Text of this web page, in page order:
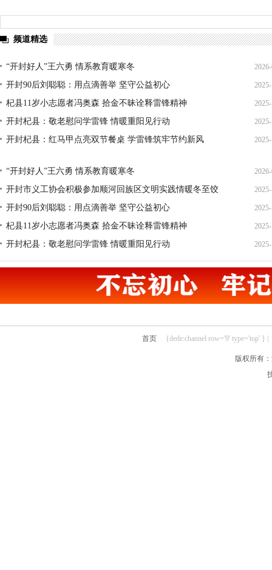
频道精选
“开封好人”王六勇 情系教育暖寒冬
开封90后刘聪聪：用点滴善举 坚守公益初心
杞县11岁小志愿者冯奥森 拾金不昧诠释雷锋精神
开封杞县：敬老慰问学雷锋 情暖重阳见行动
开封杞县：红马甲点亮双节餐桌 学雷锋筑牢节约新风
“开封好人”王六勇 情系教育暖寒冬
开封市义工协会积极参加顺河回族区文明实践情暖冬至饺
开封90后刘聪聪：用点滴善举 坚守公益初心
杞县11岁小志愿者冯奥森 拾金不昧诠释雷锋精神
开封杞县：敬老慰问学雷锋 情暖重阳见行动
首页 {dede:channel row='9' type='top' } |
版权所有